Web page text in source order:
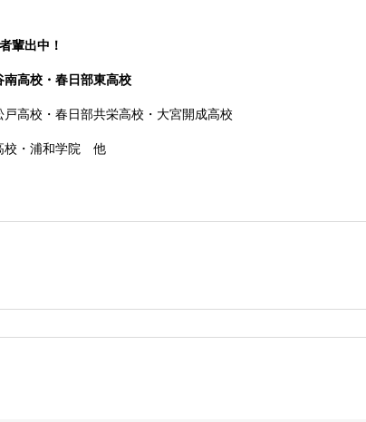
輩出中！
高校・春日部東高校
戸高校 ・春日部共栄高校・大宮開成高校
校・浦和学院 他